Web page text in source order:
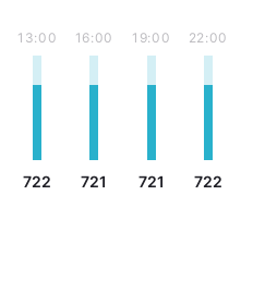
13:00
722
16:00
721
19:00
721
22:00
722